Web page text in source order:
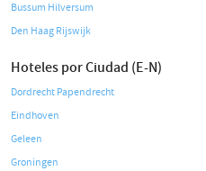
Bussum Hilversum
Den Haag Rijswijk
Hoteles por Ciudad (E-N)
Dordrecht Papendrecht
Eindhoven
Geleen
Groningen